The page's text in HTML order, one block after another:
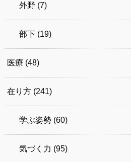
外野 (7)
部下 (19)
医療 (48)
在り方 (241)
学ぶ姿勢 (60)
気づく力 (95)